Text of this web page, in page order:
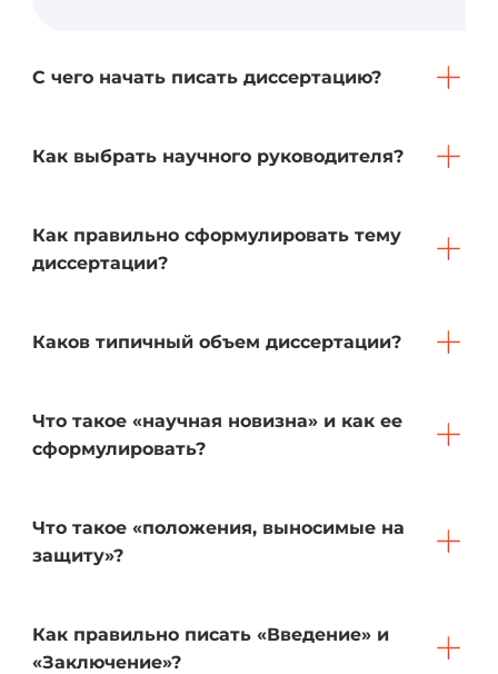
С чего начать писать диссертацию?
Как выбрать научного руководителя?
Как правильно сформулировать тему
диссертации?
Каков типичный объем диссертации?
Что такое «научная новизна» и как ее
сформулировать?
Что такое «положения, выносимые на
защиту»?
Как правильно писать «Введение» и
«Заключение»?